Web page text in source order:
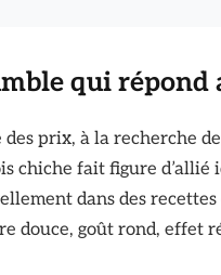
qui répond
des prix, à la recherche
chiche fait figure
dans des
douce, goût rond, effet